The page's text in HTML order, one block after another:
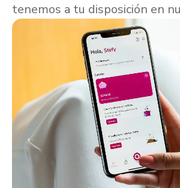
tenemos a tu disposición en